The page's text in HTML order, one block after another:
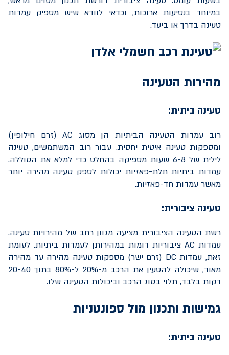
במיוחד בנסיעות ארוכות, וכדאי לוודא שיש מספיק עמדות
טעינה בדרך או ביעד.
מהירות הטעינה
טעינה ביתית:
רוב עמדות הטעינה הביתיות הן מסוג AC (זרם חילופין)
ומספקות טעינה איטית יחסית. עבור רוב המשתמשים, טעינה
לילית של 6-8 שעות מספיקה בהחלט כדי למלא את הסוללה.
עמדות ביתיות תלת-פאזיות יכולות לספק טעינה מהירה יותר
מאשר עמדות חד-פאזיות.
טעינה ציבורית:
רשת הטעינה הציבורית מציעה מגוון רחב של מהירויות טעינה.
עמדות AC ציבוריות דומות במהירותן לעמדות ביתיות. לעומת
זאת, עמדות DC (זרם ישר) מספקות טעינה מהירה עד מהירה
מאוד, שיכולה להטעין את הרכב מ-20% ל-80% בתוך 20-40
דקות בלבד, תלוי בסוג הרכב וביכולות הטעינה שלו.
גמישות ותכנון מול ספונטניות
טעינה ביתית: